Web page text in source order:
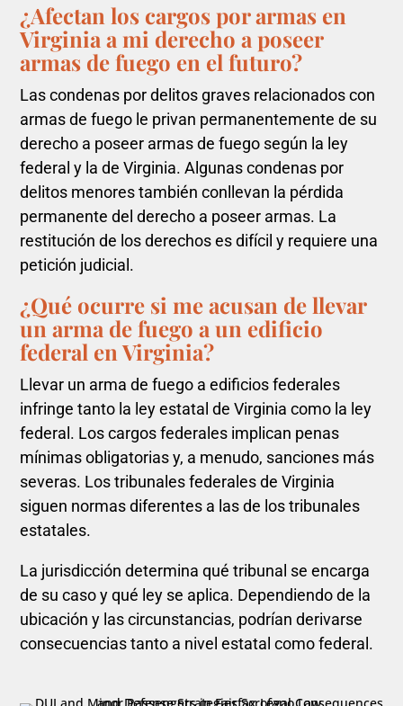
¿Afectan los cargos por armas en
Virginia a mi derecho a poseer
armas de fuego en el futuro?
Las condenas por delitos graves relacionados con
armas de fuego le privan permanentemente de su
derecho a poseer armas de fuego según la ley
federal y la de Virginia. Algunas condenas por
delitos menores también conllevan la pérdida
permanente del derecho a poseer armas. La
restitución de los derechos es difícil y requiere una
petición judicial.
¿Qué ocurre si me acusan de llevar
un arma de fuego a un edificio
federal en Virginia?
Llevar un arma de fuego a edificios federales
infringe tanto la ley estatal de Virginia como la ley
federal. Los cargos federales implican penas
mínimas obligatorias y, a menudo, sanciones más
severas. Los tribunales federales de Virginia
siguen normas diferentes a las de los tribunales
estatales.
La jurisdicción determina qué tribunal se encarga
de su caso y qué ley se aplica. Dependiendo de la
ubicación y las circunstancias, podrían derivarse
consecuencias tanto a nivel estatal como federal.